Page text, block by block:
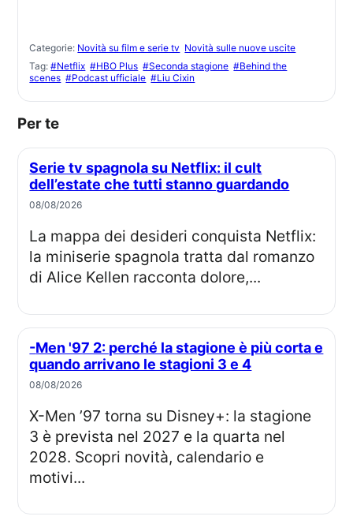
Categorie: Novità su film e serie tv Novità sulle nuove uscite
Tag:#Netflix #HBO Plus #Seconda stagione #Behind the
scenes #Podcast ufficiale #Liu Cixin
Per te
Serie tv spagnola su Netflix: il cult
dell’estate che tutti stanno guardando
08/08/2026
La mappa dei desideri conquista Netflix:
la miniserie spagnola tratta dal romanzo
di Alice Kellen racconta dolore,...
-Men '97 2: perché la stagione è più corta e
quando arrivano le stagioni 3 e 4
08/08/2026
X-Men ’97 torna su Disney+: la stagione
3 è prevista nel 2027 e la quarta nel
2028. Scopri novità, calendario e
motivi...